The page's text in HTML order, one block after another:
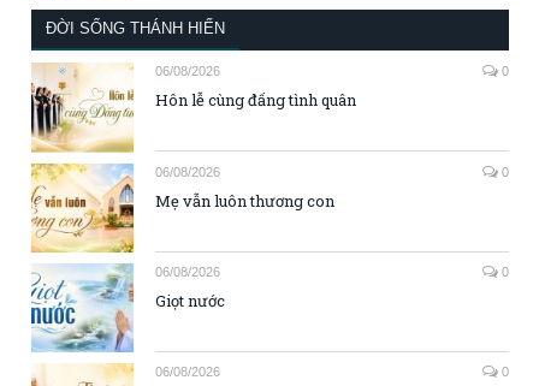
ĐỜI SỐNG THÁNH HIẾN
06/08/2026 0
Hôn lễ cùng đấng tình quân
06/08/2026 0
Mẹ vẫn luôn thương con
06/08/2026 0
Giọt nước
06/08/2026 0